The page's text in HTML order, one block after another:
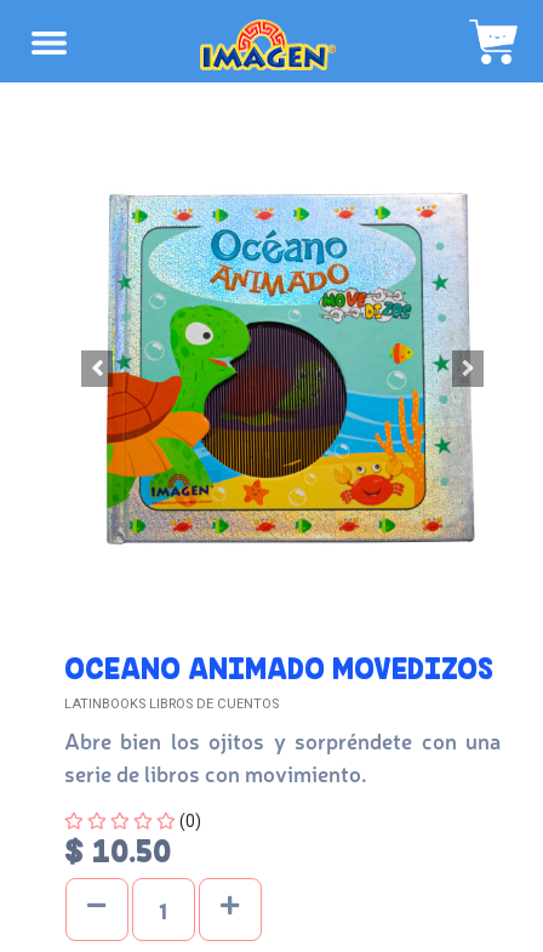
OCEANO ANIMADO MOVEDIZOS
LATINBOOKS LIBROS DE CUENTOS
Abre bien los ojitos y sorpréndete con una
serie de libros con movimiento.
Four out of Five Stars
(0)
$ 10.50